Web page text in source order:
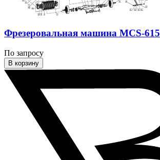
Фрезеровальная машина MCS-615
По запросу
В корзину